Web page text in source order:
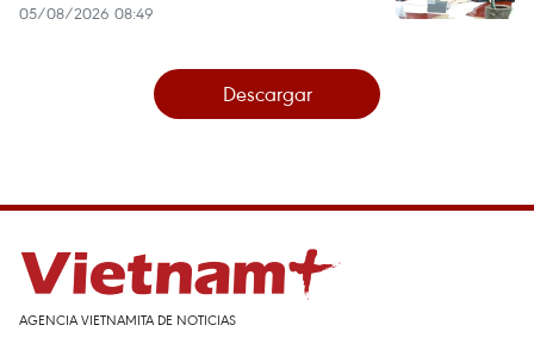
05/08/2026 08:49
Descargar
AGENCIA VIETNAMITA DE NOTICIAS